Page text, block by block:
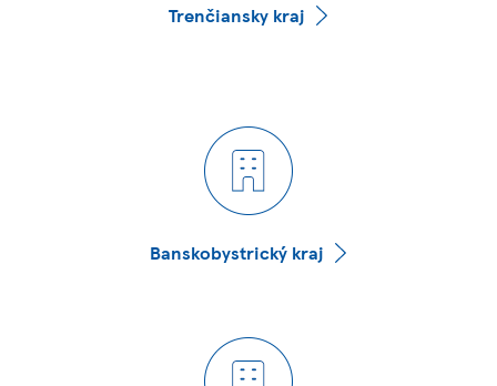
Trenčiansky kraj
Banskobystrický kraj